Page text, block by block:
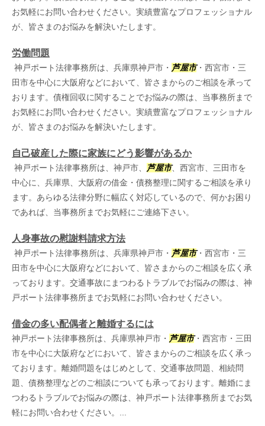
お気軽にお問い合わせください。実績豊富なプロフェッショナル
が、皆さまのお悩みを解決いたします。
労働問題
神戸ポート法律事務所は、兵庫県神戸市・ 芦屋市・西宮市・三
田市を中心に大阪府などにおいて、皆さまからのご相談を承って
おります。債権回収に関することでお悩みの際は、当事務所まで
お気軽にお問い合わせください。実績豊富なプロフェッショナル
が、皆さまのお悩みを解決いたします。
自己破産した際に家族にどう影響があるか
神戸ポート法律事務所は、神戸市、 芦屋市、西宮市、三田市を
中心に、兵庫県、大阪府の借金・債務整理に関するご相談を承り
ます。あらゆる法律分野に幅広く対応しているので、何かお困り
であれば、当事務所までお気軽にご連絡下さい。
人身事故の慰謝料請求方法
神戸ポート法律事務所は、兵庫県神戸市・ 芦屋市・西宮市・三
田市を中心に大阪府などにおいて、皆さまからのご相談を広く承
っております。交通事故にまつわるトラブルでお悩みの際は、神
戸ポート法律事務所までお気軽にお問い合わせください。
借金の多い配偶者と離婚するには
神戸ポート法律事務所は、兵庫県神戸市・ 芦屋市・西宮市・三田
市を中心に大阪府などにおいて、皆さまからのご相談を広く承っ
ております。離婚問題をはじめとして、交通事故問題、相続問
題、債務整理などのご相談についても承っております。離婚にま
つわるトラブルでお悩みの際は、神戸ポート法律事務所までお気
軽にお問い合わせください。...